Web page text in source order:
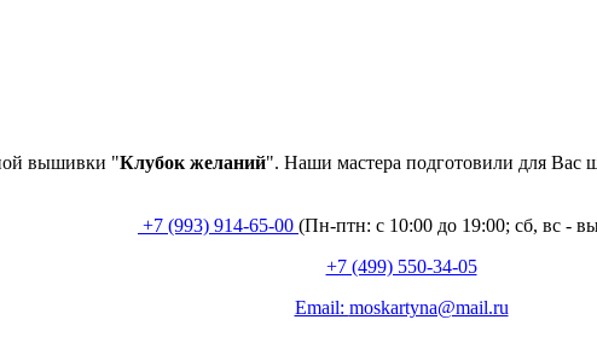
вышивки "Клубок желаний". Наши мастера подготовили для Вас
+7 (993) 914-65-00 (Пн-птн: с 10:00 до 19:00; сб, вс -
+7 (499) 550-34-05
Email: moskartyna@mail.ru